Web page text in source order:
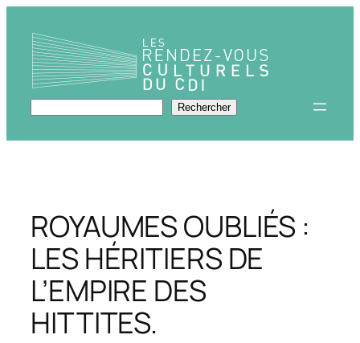
contenu
Rechercher Rechercher
ROYAUMES OUBLIÉS :
LES HÉRITIERS DE
L’EMPIRE DES
HITTITES.